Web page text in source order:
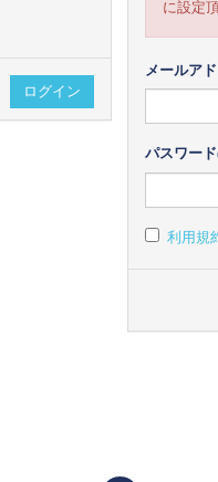
に設定
メールア
パスワード
利用規